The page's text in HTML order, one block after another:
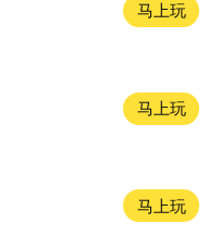
马上玩
马上玩
马上玩